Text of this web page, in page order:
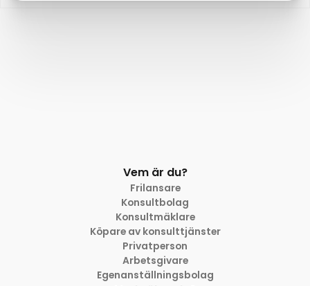
Vem är du?
Frilansare
Konsultbolag
Konsultmäklare
Köpare av konsulttjänster
Privatperson
Arbetsgivare
Egenanställningsbolag